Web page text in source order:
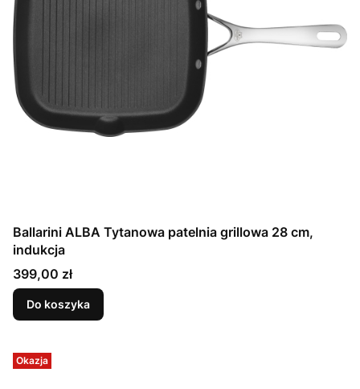
Ballarini ALBA Tytanowa patelnia grillowa 28 cm,
indukcja
Cena
399,00 zł
Do koszyka
Okazja